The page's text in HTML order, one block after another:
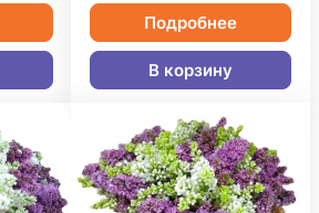
Подробнее
В корзину